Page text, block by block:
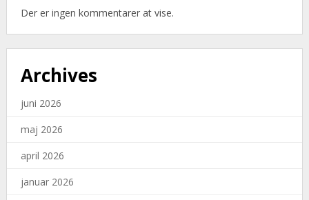
Der er ingen kommentarer at vise.
Archives
juni 2026
maj 2026
april 2026
januar 2026